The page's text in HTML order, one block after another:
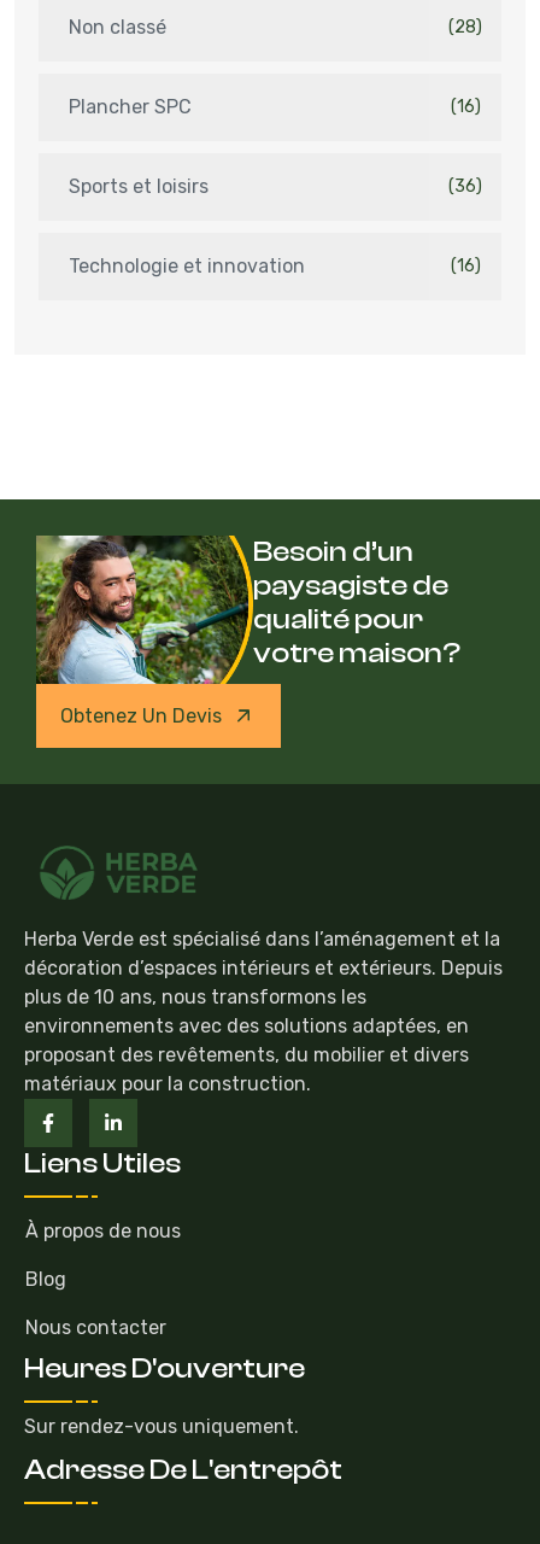
Non classé (28)
Plancher SPC (16)
Sports et loisirs (36)
Technologie et innovation (16)
Besoin d’un
paysagiste de
qualité pour
votre maison?
Obtenez Un Devis
Herba Verde est spécialisé dans l’aménagement et la
décoration d’espaces intérieurs et extérieurs. Depuis
plus de 10 ans, nous transformons les
environnements avec des solutions adaptées, en
proposant des revêtements, du mobilier et divers
matériaux pour la construction.
Liens Utiles
À propos de nous
Blog
Nous contacter
Heures D'ouverture
Sur rendez-vous uniquement.
Adresse De L'entrepôt